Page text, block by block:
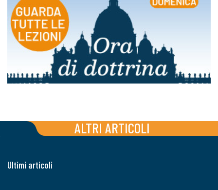
ALTRI ARTICOLI
Ultimi articoli